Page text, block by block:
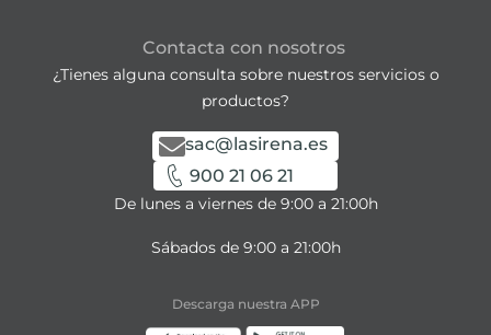
Contacta con nosotros
¿Tienes alguna consulta sobre nuestros servicios o
productos?
sac@lasirena.es
900 21 06 21
De lunes a viernes de 9:00 a 21:00h
Sábados de 9:00 a 21:00h
Descarga nuestra APP